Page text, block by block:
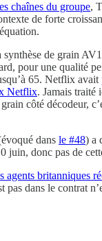
chaînes du groupe,
de forte
synthèse de grain
pour une qualité
65. Netflix avait
Netflix. Jamais traité
côté décodeur,
dans le #48) a
donc pas de
agents britanniques
dans le contrat